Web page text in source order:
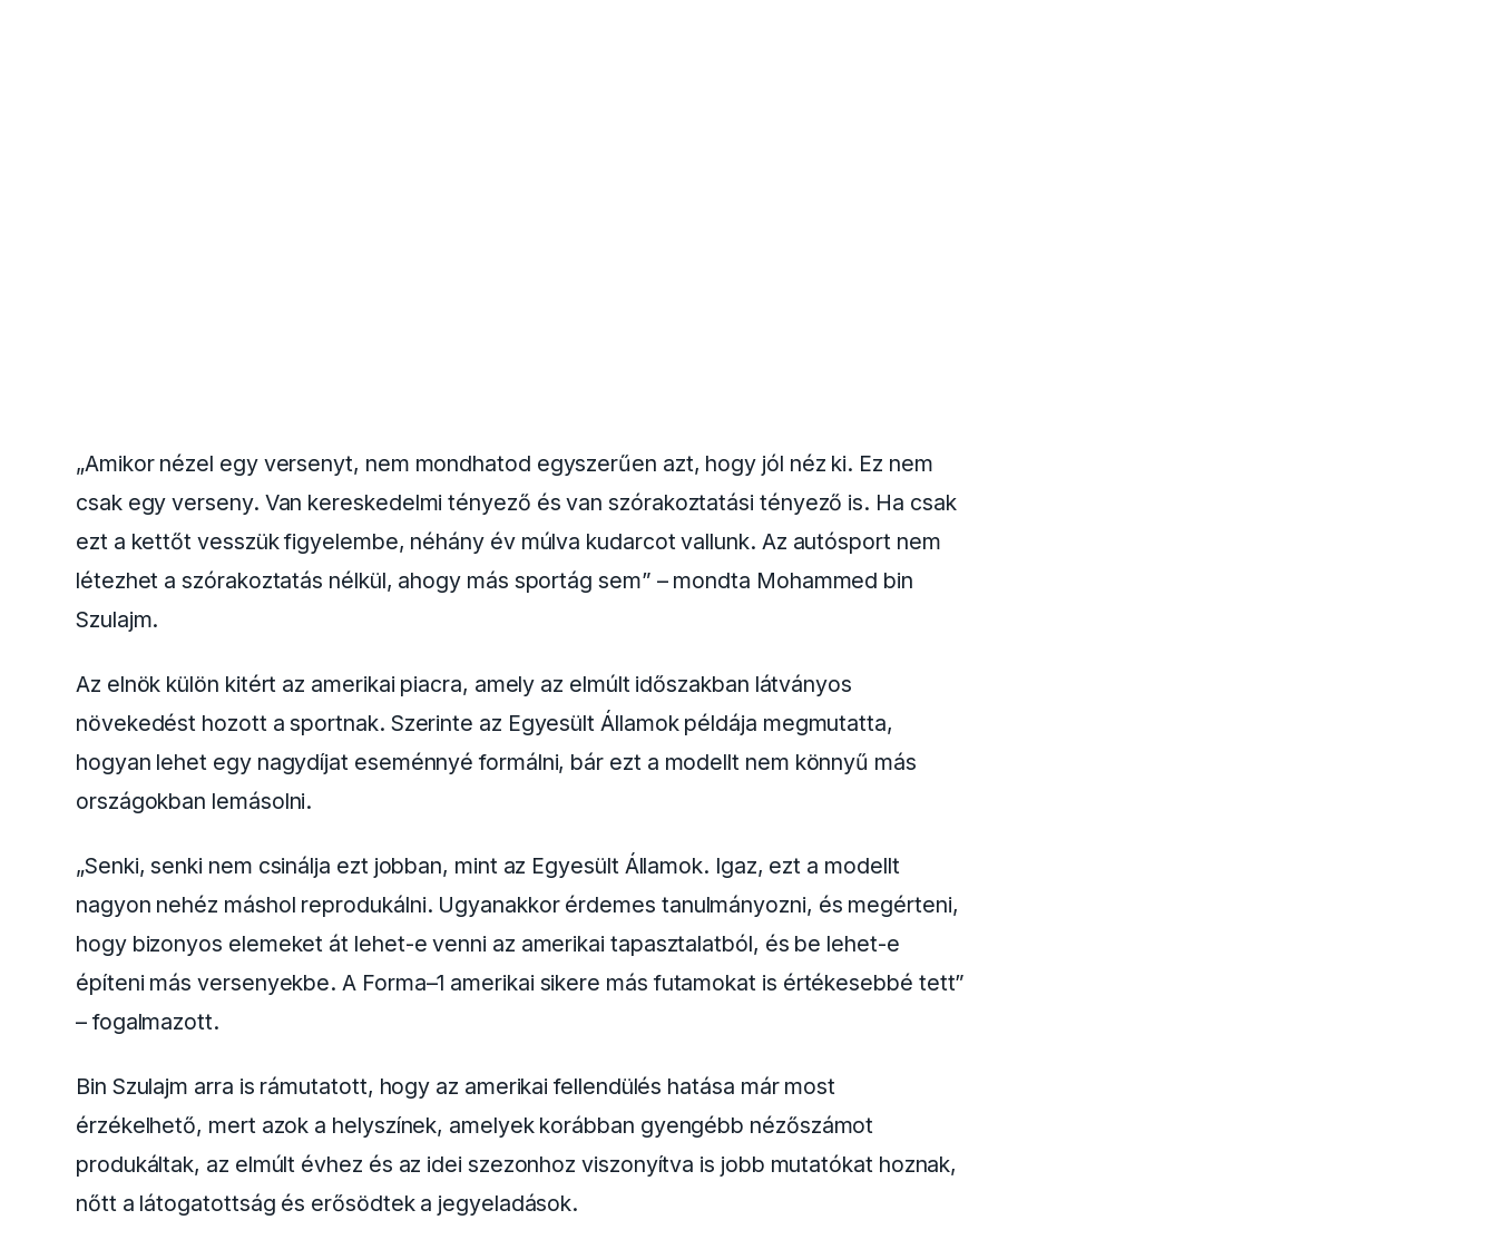
„Amikor nézel egy versenyt, nem mondhatod egyszerűen azt, hogy jól néz ki. Ez nem
csak egy verseny. Van kereskedelmi tényező és van szórakoztatási tényező is. Ha csak
ezt a kettőt vesszük figyelembe, néhány év múlva kudarcot vallunk. Az autósport nem
létezhet a szórakoztatás nélkül, ahogy más sportág sem” – mondta Mohammed bin
Szulajm.
Az elnök külön kitért az amerikai piacra, amely az elmúlt időszakban látványos
növekedést hozott a sportnak. Szerinte az Egyesült Államok példája megmutatta,
hogyan lehet egy nagydíjat eseménnyé formálni, bár ezt a modellt nem könnyű más
országokban lemásolni.
„Senki, senki nem csinálja ezt jobban, mint az Egyesült Államok. Igaz, ezt a modellt
nagyon nehéz máshol reprodukálni. Ugyanakkor érdemes tanulmányozni, és megérteni,
hogy bizonyos elemeket át lehet-e venni az amerikai tapasztalatból, és be lehet-e
építeni más versenyekbe. A Forma–1 amerikai sikere más futamokat is értékesebbé tett”
– fogalmazott.
Bin Szulajm arra is rámutatott, hogy az amerikai fellendülés hatása már most
érzékelhető, mert azok a helyszínek, amelyek korábban gyengébb nézőszámot
produkáltak, az elmúlt évhez és az idei szezonhoz viszonyítva is jobb mutatókat hoznak,
nőtt a látogatottság és erősödtek a jegyeladások.